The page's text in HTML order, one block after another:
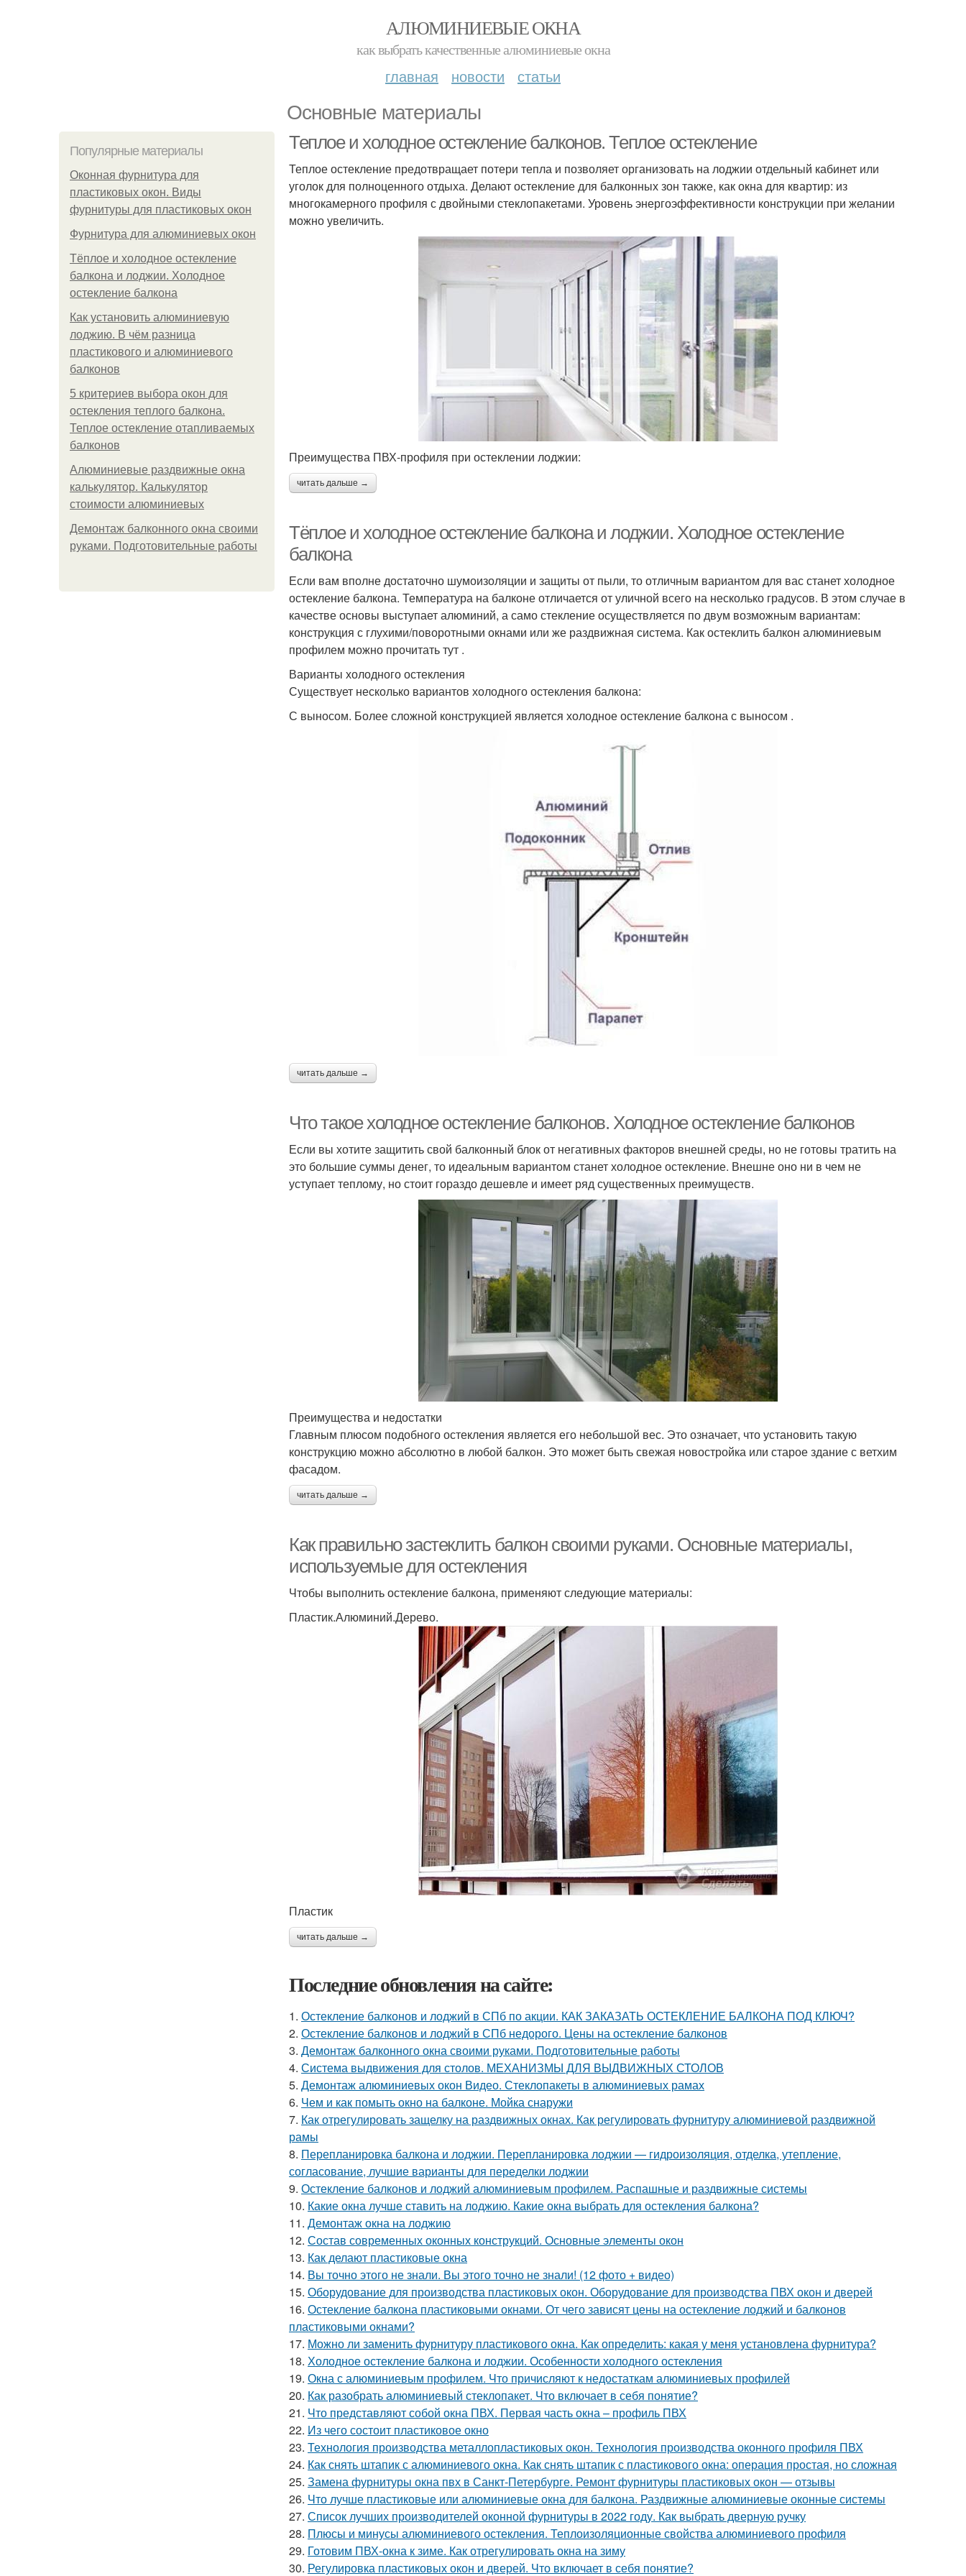
АЛЮМИНИЕВЫЕ ОКНА
как выбрать качественные алюминиевые окна
главная новости статьи
Основные материалы
Популярные материалы
Оконная фурнитура для
пластиковых окон. Виды
фурнитуры для пластиковых окон
Фурнитура для алюминиевых окон
Тёплое и холодное остекление
балкона и лоджии. Холодное
остекление балкона
Как установить алюминиевую
лоджию. В чём разница
пластикового и алюминиевого
балконов
5 критериев выбора окон для
остекления теплого балкона.
Теплое остекление отапливаемых
балконов
Алюминиевые раздвижные окна
калькулятор. Калькулятор
стоимости алюминиевых
Демонтаж балконного окна своими
руками. Подготовительные работы
Теплое и холодное остекление балконов. Теплое остекление
Теплое остекление предотвращает потери тепла и позволяет организовать на лоджии отдельный кабинет или
уголок для полноценного отдыха. Делают остекление для балконных зон также, как окна для квартир: из
многокамерного профиля с двойными стеклопакетами. Уровень энергоэффективности конструкции при желании
можно увеличить.
Преимущества ПВХ-профиля при остеклении лоджии:
читать дальше →
Тёплое и холодное остекление балкона и лоджии. Холодное остекление
балкона
Если вам вполне достаточно шумоизоляции и защиты от пыли, то отличным вариантом для вас станет холодное
остекление балкона. Температура на балконе отличается от уличной всего на несколько градусов. В этом случае в
качестве основы выступает алюминий, а само стекление осуществляется по двум возможным вариантам:
конструкция с глухими/поворотными окнами или же раздвижная система. Как остеклить балкон алюминиевым
профилем можно прочитать тут .
Варианты холодного остекления
Существует несколько вариантов холодного остекления балкона:
С выносом. Более сложной конструкцией является холодное остекление балкона с выносом .
читать дальше →
Что такое холодное остекление балконов. Холодное остекление балконов
Если вы хотите защитить свой балконный блок от негативных факторов внешней среды, но не готовы тратить на
это большие суммы денег, то идеальным вариантом станет холодное остекление. Внешне оно ни в чем не
уступает теплому, но стоит гораздо дешевле и имеет ряд существенных преимуществ.
Преимущества и недостатки
Главным плюсом подобного остекления является его небольшой вес. Это означает, что установить такую
конструкцию можно абсолютно в любой балкон. Это может быть свежая новостройка или старое здание с ветхим
фасадом.
читать дальше →
Как правильно застеклить балкон своими руками. Основные материалы,
используемые для остекления
Чтобы выполнить остекление балкона, применяют следующие материалы:
Пластик.Алюминий.Дерево.
Пластик
читать дальше →
Последние обновления на сайте:
1. Остекление балконов и лоджий в СПб по акции. КАК ЗАКАЗАТЬ ОСТЕКЛЕНИЕ БАЛКОНА ПОД КЛЮЧ?
2. Остекление балконов и лоджий в СПб недорого. Цены на остекление балконов
3. Демонтаж балконного окна своими руками. Подготовительные работы
4. Система выдвижения для столов. МЕХАНИЗМЫ ДЛЯ ВЫДВИЖНЫХ СТОЛОВ
5. Демонтаж алюминиевых окон Видео. Стеклопакеты в алюминиевых рамах
6. Чем и как помыть окно на балконе. Мойка снаружи
7. Как отрегулировать защелку на раздвижных окнах. Как регулировать фурнитуру алюминиевой раздвижной
рамы
8. Перепланировка балкона и лоджии. Перепланировка лоджии — гидроизоляция, отделка, утепление,
согласование, лучшие варианты для переделки лоджии
9. Остекление балконов и лоджий алюминиевым профилем. Распашные и раздвижные системы
10. Какие окна лучше ставить на лоджию. Какие окна выбрать для остекления балкона?
11. Демонтаж окна на лоджию
12. Состав современных оконных конструкций. Основные элементы окон
13. Как делают пластиковые окна
14. Вы точно этого не знали. Вы этого точно не знали! (12 фото + видео)
15. Оборудование для производства пластиковых окон. Оборудование для производства ПВХ окон и дверей
16. Остекление балкона пластиковыми окнами. От чего зависят цены на остекление лоджий и балконов
пластиковыми окнами?
17. Можно ли заменить фурнитуру пластикового окна. Как определить: какая у меня установлена фурнитура?
18. Холодное остекление балкона и лоджии. Особенности холодного остекления
19. Окна с алюминиевым профилем. Что причисляют к недостаткам алюминиевых профилей
20. Как разобрать алюминиевый стеклопакет. Что включает в себя понятие?
21. Что представляют собой окна ПВХ. Первая часть окна – профиль ПВХ
22. Из чего состоит пластиковое окно
23. Технология производства металлопластиковых окон. Технология производства оконного профиля ПВХ
24. Как снять штапик с алюминиевого окна. Как снять штапик с пластикового окна: операция простая, но сложная
25. Замена фурнитуры окна пвх в Санкт-Петербурге. Ремонт фурнитуры пластиковых окон — отзывы
26. Что лучше пластиковые или алюминиевые окна для балкона. Раздвижные алюминиевые оконные системы
27. Список лучших производителей оконной фурнитуры в 2022 году. Как выбрать дверную ручку
28. Плюсы и минусы алюминиевого остекления. Теплоизоляционные свойства алюминиевого профиля
29. Готовим ПВХ-окна к зиме. Как отрегулировать окна на зиму
30. Регулировка пластиковых окон и дверей. Что включает в себя понятие?